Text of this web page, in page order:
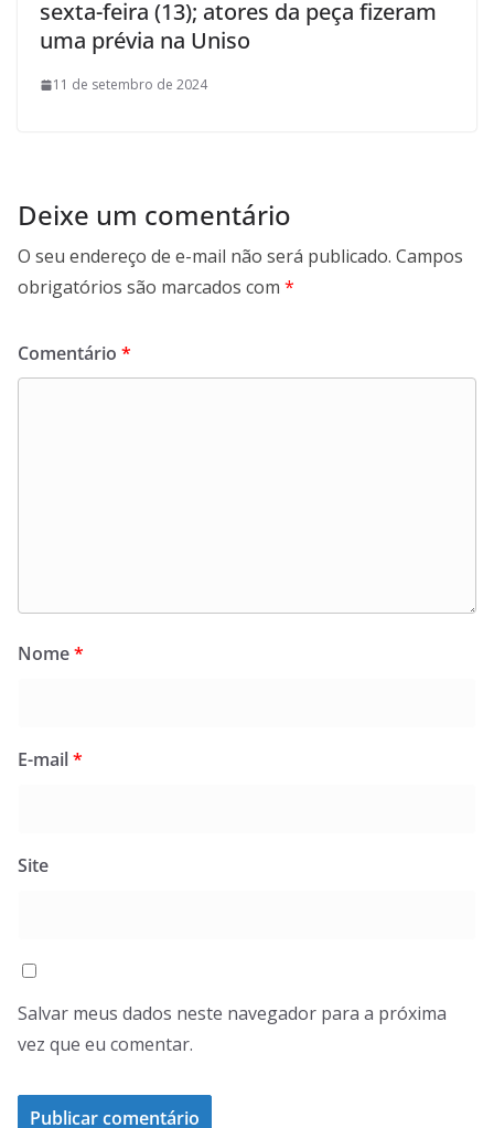
sexta-feira (13); atores da peça fizeram
uma prévia na Uniso
11 de setembro de 2024
Deixe um comentário
O seu endereço de e-mail não será publicado. Campos
obrigatórios são marcados com *
Comentário *
Nome*
E-mail*
Site
Salvar meus dados neste navegador para a próxima
vez que eu comentar.